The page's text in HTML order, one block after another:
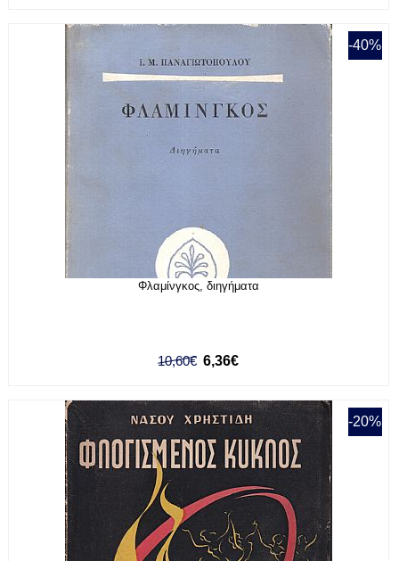
-40%
Φλαμίνγκος, διηγήματα
10,60€ 6,36€
-20%